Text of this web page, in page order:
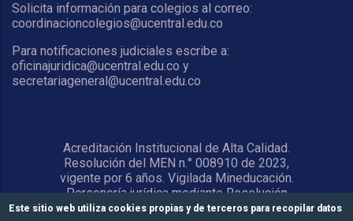
Solicita información para colegios al correo:
coordinacioncolegios@ucentral.edu.co
Para notificaciones judiciales escribe a:
oficinajuridica@ucentral.edu.co y
secretariageneral@ucentral.edu.co
Acreditación Institucional de Alta Calidad.
Resolución del MEN n.° 008910 de 2023,
vigente por 6 años. Vigilada Mineducación.
Personería jurídica mediante Resolución
1876 del 5 de junio de 1967. Reconocida
Este sitio web utiliza cookies propias y de terceros para recopilar datos